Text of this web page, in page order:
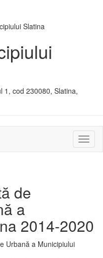
1, cod 230080, Slatina,
sau
de
a
2014-2020